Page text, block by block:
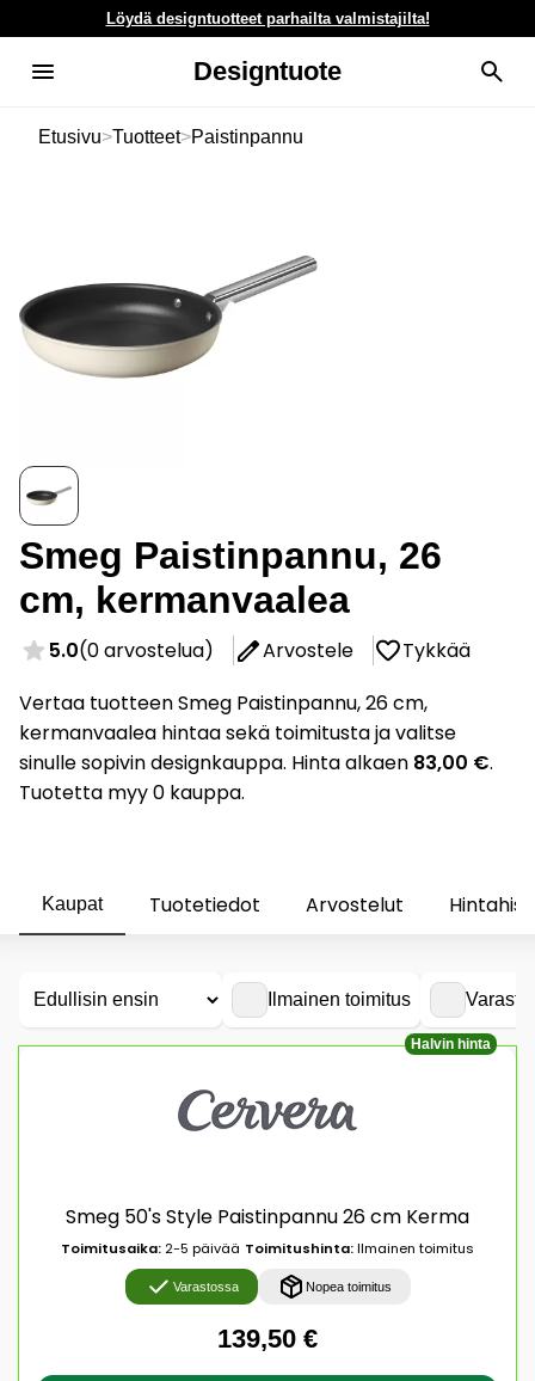
Löydä designtuotteet parhailta valmistajilta!
Designtuote
Etusivu>Tuotteet>Paistinpannu
Smeg Paistinpannu, 26
cm, kermanvaalea
5.0(0 arvostelua) Arvostele
Tykkää
Vertaa tuotteen Smeg Paistinpannu, 26 cm,
kermanvaalea hintaa sekä toimitusta ja valitse
sinulle sopivin designkauppa. Hinta alkaen 83,00 €.
Tuotetta myy 0 kauppa.
Kaupat Tuotetiedot Arvostelut
Ilmainen toimitus
Halvin hinta
Smeg 50's Style Paistinpannu 26 cm Kerma
Toimitusaika: 2-5 päivää Toimitushinta:Ilmainen toimitus
Varastossa Nopea toimitus
139,50 €